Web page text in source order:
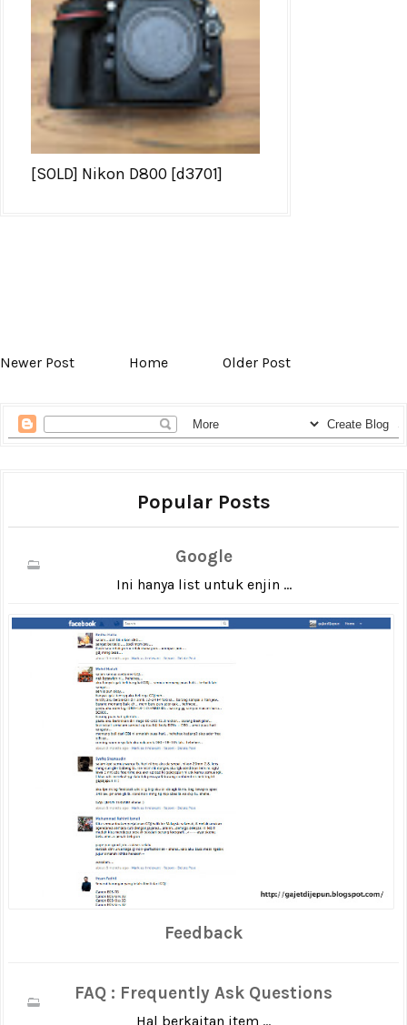
[SOLD] Nikon D800 [d3701]
Newer Post Home Older Post
Popular Posts
Google
Ini hanya list untuk enjin ...
Feedback
FAQ : Frequently Ask Questions
Hal berkaitan item ...